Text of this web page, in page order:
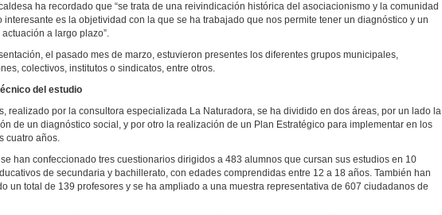
ha recordado que “se trata de una reivindicación histórica del asociacionismo y la comunidad
interesante es la objetividad con la que se ha trabajado que nos permite tener un diagnóstico y un
a largo plazo”.
el pasado mes de marzo, estuvieron presentes los diferentes grupos municipales,
colectivos, institutos o sindicatos, entre otros.
del estudio
realizado por la consultora especializada La Naturadora, se ha dividido en dos áreas, por un lado la
de un diagnóstico social, y por otro la realización de un Plan Estratégico para implementar en los
cuatro años.
han confeccionado tres cuestionarios dirigidos a 483 alumnos que cursan sus estudios en 10
de secundaria y bachillerato, con edades comprendidas entre 12 a 18 años. También han
un total de 139 profesores y se ha ampliado a una muestra representativa de 607 ciudadanos de